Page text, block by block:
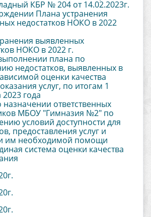
КБР № 204 от 14.02.2023г.
Плана устранения
недостатков НОКО в 2022
выявленных
НОКО в 2022 г.
плана по
недостатков, выявленных в
оценки качества
услуг, по итогам 1
2023 года
назначении ответственных
МБОУ "Гимназия №2" по
условий доступности для
предоставления услуг и
им необходимой помощи
система оценки качества